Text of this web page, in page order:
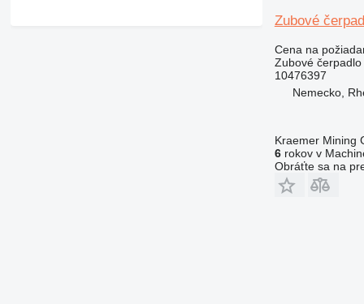
Zubové
Cena na
Zubové čerpadlo
10476397
Nemecko,
Kraemer Mining
6rokov v
Obráťte sa na